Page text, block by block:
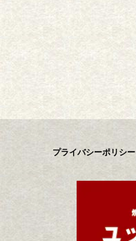
プライバシーポリシー